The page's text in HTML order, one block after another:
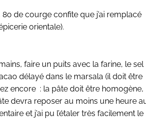
de courge confite que j’ai remplacé
orientale).
faire un puits avec la farine, le sel
délayé dans le marsala (il doit être
encore : la pâte doit être homogène,
devra reposer au moins une heure
et j’ai pu l’étaler très facilement le